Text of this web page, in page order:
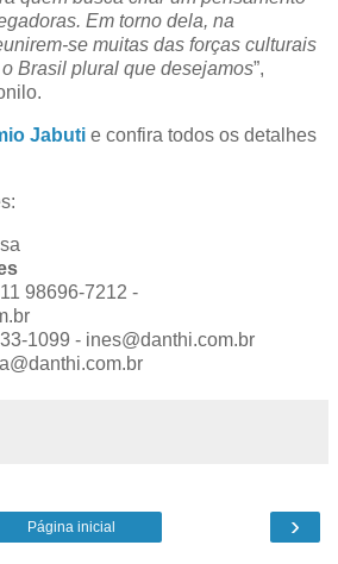
Em torno dela, na
se muitas das forças culturais
Brasil plural que desejamos”,
Jabuti e confira todos os detalhes
98696-7212 -
1099 - ines@danthi.com.br
›
Página inicial